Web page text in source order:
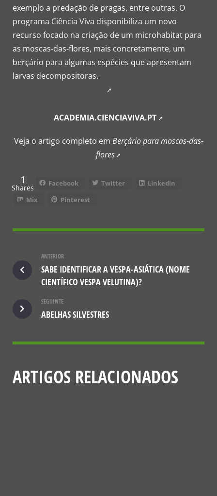
exemplo a predação de pragas, entre outras. O
programa Ciência Viva disponibiliza um novo
recurso focado na criação de um microhabitat para
as moscas-das-flores, mais concretamente, um
berçário para algumas espécies que apresentam
larvas decompositoras.
ACADEMIA.CIENCIAVIVA.PT
Veja o artigo completo em Berçário para moscas-das-
flores
1
Shares
Facebook Twitter
Linkedin
Mix
Pinterest
ANTERIOR
SABE IDENTIFICAR A VESPA-ASIÁTICA (NOME
CIENTÍFICO VESPA VELUTINA)?
SEGUINTE
ABELHAS SILVESTRES
ARTIGOS RELACIONADOS